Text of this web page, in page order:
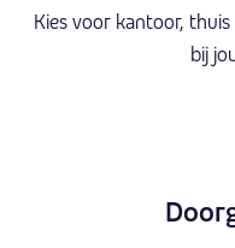
Kies voor kantoor,
bij